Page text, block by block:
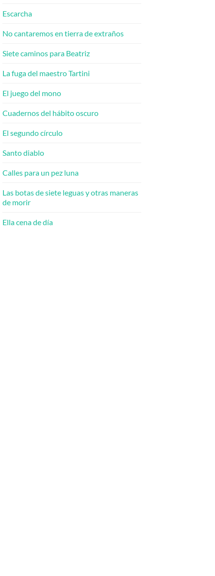
Escarcha
No cantaremos en tierra de extraños
Siete caminos para Beatriz
La fuga del maestro Tartini
El juego del mono
Cuadernos del hábito oscuro
El segundo círculo
Santo diablo
Calles para un pez luna
Las botas de siete leguas y otras maneras
de morir
Ella cena de día